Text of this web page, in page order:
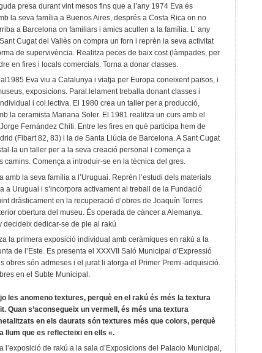
presa durant vint mesos fins que a l’any 1974 Eva és
la seva família a Buenos Aires, després a Costa Rica on no
a Barcelona on familiars i amics acullen a la família. L’ any
Cugat del Vallès on compra un forn i reprèn la seva activitat
de supervivència. Realitza peces de baix cost (làmpades, per
en fires i locals comercials. Torna a donar classes.
Eva viu a Catalunya i viatja per Europa coneixent països, i
exposicions. Paral.lelament treballa donant classes i
i col.lectiva. El 1980 crea un taller per a producció,
la ceramista Mariana Soler. El 1981 realitza un curs amb el
Fernández Chiti. Entre les fires en què participa hem de
(Fibart 82, 83) i la de Santa Llúcia de Barcelona. A Sant Cugat
un taller per a la seva creació personal i comença a
camins. Comença a introduir-se en la tècnica del gres.
amb la seva família a l’Uruguai. Reprèn l’estudi dels materials
a Uruguai i s’incorpora activament al treball de la Fundació
dràsticament en la recuperació d’obres de Joaquín Torres
obertura del museu. És operada de càncer a Alemanya.
decideix dedicar-se de ple al rakú
la primera exposició individual amb ceràmiques en rakú a la
de l’Este. Es presenta el XXXVII Saló Municipal d’Expressió
obres són admeses i el jurat li atorga el Primer Premi-adquisició.
en el Subte Municipal.
les anomeno textures, perquè en el rakú és més la textura
Quan s’aconsegueix un vermell, és més una textura
en els daurats són textures més que colors, perquè
llum que es reflecteixi en ells «.
l’exposició de rakú a la sala d’Exposicions del Palacio Municipal,